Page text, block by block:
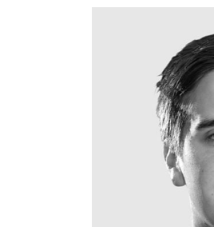
Download